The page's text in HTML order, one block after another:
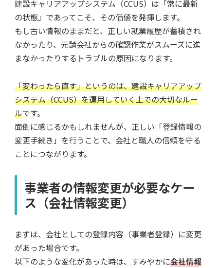
建設キャリアアップシステム（CCUS）は「常に最新
の状態」であってこそ、その価値を発揮します。
もし古い情報のままだと、正しい就業履歴が蓄積され
なかったり、元請会社からの確認作業がスムーズに進
まなかったりするトラブルの原因になります。
「変わったら直す」というのは、建設キャリアアップ
システム（CCUS）を運用していく上での大切なルー
ルです。
面倒に感じるかもしれませんが、正しい「登録情報の
変更手続き」を行うことで、会社と職人の信頼を守る
ことにつながります。
事業者の情報変更が必要なケー
ス（会社情報変更）
まずは、会社としての登録内容（事業者登録）に変更
があった場合です。
以下のような変化があった時は、すみやかに会社情報